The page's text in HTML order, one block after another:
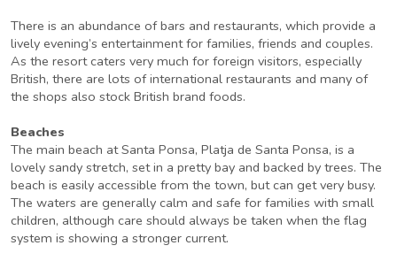
There is an abundance of bars and restaurants, which provide a
lively evening’s entertainment for families, friends and couples.
As the resort caters very much for foreign visitors, especially
British, there are lots of international restaurants and many of
the shops also stock British brand foods.
Beaches
The main beach at Santa Ponsa, Platja de Santa Ponsa, is a
lovely sandy stretch, set in a pretty bay and backed by trees. The
beach is easily accessible from the town, but can get very busy.
The waters are generally calm and safe for families with small
children, although care should always be taken when the flag
system is showing a stronger current.